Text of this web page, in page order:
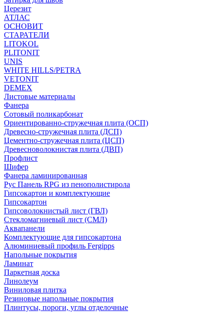
Церезит
АТЛАС
ОСНОВИТ
СТАРАТЕЛИ
LITOKOL
PLITONIT
UNIS
WHITE HILLS/PETRA
VETONIT
DEMEX
Листовые материалы
Фанера
Сотовый поликарбонат
Ориентированно-стружечная плита (ОСП)
Древесно-стружечная плита (ДСП)
Цементно-стружечная плита (ЦСП)
Древесноволокнистая плита (ДВП)
Профлист
Шифер
Фанера ламинированная
Рус Панель RPG из пенополистирола
Гипсокартон и комплектующие
Гипсокартон
Гипсоволокнистый лист (ГВЛ)
Стекломагниевый лист (СМЛ)
Аквапанели
Комплектующие для гипсокартона
Алюминиевый профиль Fergipps
Напольные покрытия
Ламинат
Паркетная доска
Линолеум
Виниловая плитка
Резиновые напольные покрытия
Плинтусы, пороги, углы отделочные